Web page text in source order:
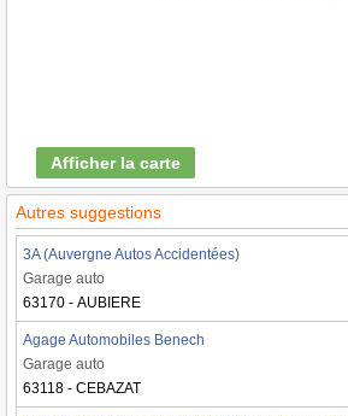
Afficher la carte
Autres suggestions
3A (Auvergne Autos Accidentées)
Garage auto
63170 - AUBIERE
Agage Automobiles Benech
Garage auto
63118 - CEBAZAT